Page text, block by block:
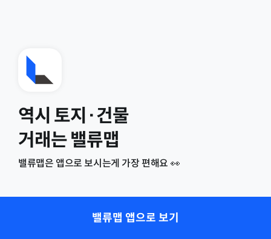
역시 토지·건물
거래는 밸류맵
밸류맵은 앱으로 보시는게 가장 편해요 👀
밸류맵 앱으로 보기